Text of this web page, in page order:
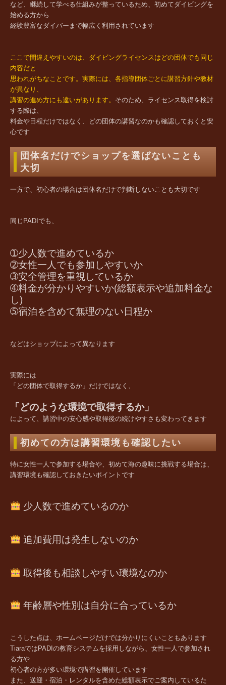
など、継続して学べる仕組みが整っているため、初めてダイビングを
始める方から
経験豊富なダイバーまで幅広く利用されています
ここで間違えやすいのは、ダイビングライセンスはどの団体でも同じ
内容だと
思われがちなことです。実際には、各指導団体ごとに講習方針や教材
が異なり、
講習の進め方にも違いがあります。 そのため、ライセンス取得を検討
する際は、
料金や日程だけではなく、どの団体の講習なのかも確認しておくと安
心です
団体名だけでショップを選ばないことも
大切
一方で、初心者の場合は団体名だけで判断しないことも大切です
同じPADIでも、
➀少人数で進めているか
➁女性一人でも参加しやすいか
➂安全管理を重視しているか
➃料金が分かりやすいか(総額表示や追加料金な
し)
➄宿泊を含めて無理のない日程か
などはショップによって異なります
実際には
「どの団体で取得するか」だけではなく、
「どのような環境で取得するか」
によって、講習中の安心感や取得後の続けやすさも変わってきます
初めての方は講習環境も確認したい
特に女性一人で参加する場合や、初めて海の趣味に挑戦する場合は、
講習環境も確認しておきたいポイントです
少人数で進めているのか
追加費用は発生しないのか
取得後も相談しやすい環境なのか
年齢層や性別は自分に合っているか
こうした点は、ホームページだけでは分かりにくいこともあります
TiaraではPADIの教育システムを採用しながら、女性一人で参加され
る方や
初心者の方が多い環境で講習を開催しています
また、送迎・宿泊・レンタルを含めた総額表示でご案内しているた